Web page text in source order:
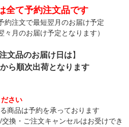
全て予約注文品です
約注文で最短翌月のお届け予定
々月のお届け予定となります）
文品のお届け日は 】
ら順次出荷となります
さい
商品は予約を承っております
換・ご注文キャンセルはお受けでき